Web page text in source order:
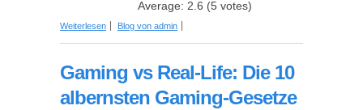
Average: 2.6 (5 votes)
Weiterlesen über Die 50 sexiesten und coolsten Gaming-
Blog von admin
Gaming vs Real-Life: Die 10
albernsten Gaming-Gesetze